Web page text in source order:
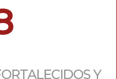
Y